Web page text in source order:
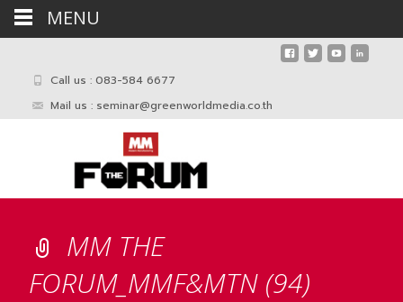
Call us : 083-584 6677
Mail us : seminar@greenworldmedia.co.th
MM THE
FORUM_MMF&MTN (94)
MENU